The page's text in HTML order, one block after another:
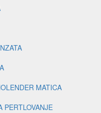
MATICA
PERTLOVANJE